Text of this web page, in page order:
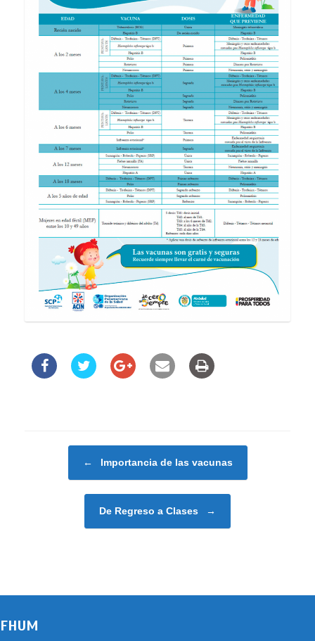
←
Importancia de las vacunas
De Regreso a Clases →
FHUM